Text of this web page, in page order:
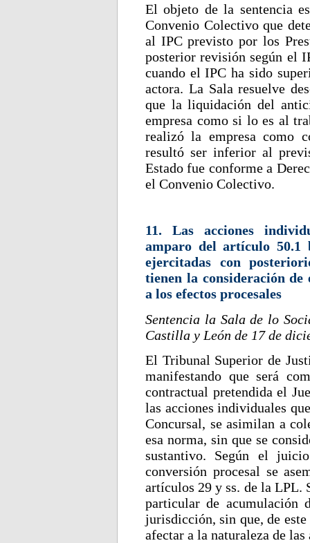
El objeto de la sentencia
Convenio Colectivo que
al IPC previsto por los
posterior revisión según el
cuando el IPC ha sido
actora. La Sala resuelve
que la liquidación del
empresa como si lo es al
realizó la empresa como
resultó ser inferior al
Estado fue conforme a
el Convenio Colectivo.
11. Las acciones
amparo del artículo 50.1
ejercitadas con
tienen la consideración de
a los efectos procesales
Sentencia la Sala de lo
Castilla y León de 17 de
El Tribunal Superior de
manifestando que será
contractual pretendida el
las acciones individuales
Concursal, se asimilan a
esa norma, sin que se
sustantivo. Según el
conversión procesal se
artículos 29 y ss. de la LPL.
particular de acumulación
jurisdicción, sin que, de
afectar a la naturaleza de